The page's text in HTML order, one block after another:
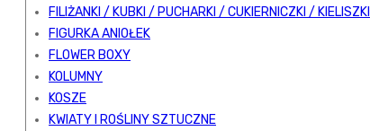
FILIŻANKI / KUBKI / PUCHARKI / CUKIERNICZKI / KIELISZKI
FIGURKA ANIOŁEK
FLOWER BOXY
KOLUMNY
KOSZE
KWIATY I ROŚLINY SZTUCZNE